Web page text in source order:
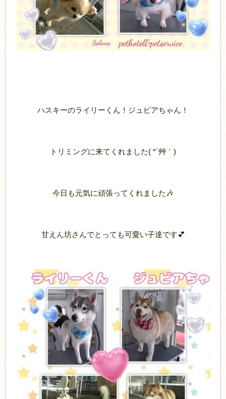
ハスキーのライリーくん！ジュビアちゃん！
トリミングに来てくれました( *´艸｀)
今日も元気に頑張ってくれました🎶
甘えん坊さんでとっても可愛い子達です💕